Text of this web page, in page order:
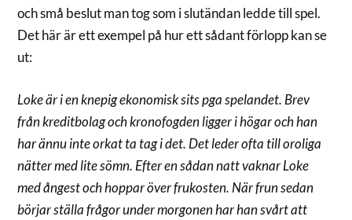
och små beslut man tog som i slutändan ledde till spel.
Det här är ett exempel på hur ett sådant förlopp kan se
ut:
Loke är i en knepig ekonomisk sits pga spelandet. Brev
från kreditbolag och kronofogden ligger i högar och han
har ännu inte orkat ta tag i det. Det leder ofta till oroliga
nätter med lite sömn. Efter en sådan natt vaknar Loke
med ångest och hoppar över frukosten. När frun sedan
börjar ställa frågor under morgonen har han svårt att